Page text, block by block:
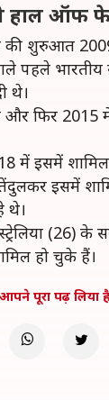
हाल ऑफ
शुरुआत
पहले भारतीय
थे।
और फिर 2015
में इसमें
इसमें
थे।
(26) के
हो चुके हैं।
आपने पूरा पढ़ लिया है